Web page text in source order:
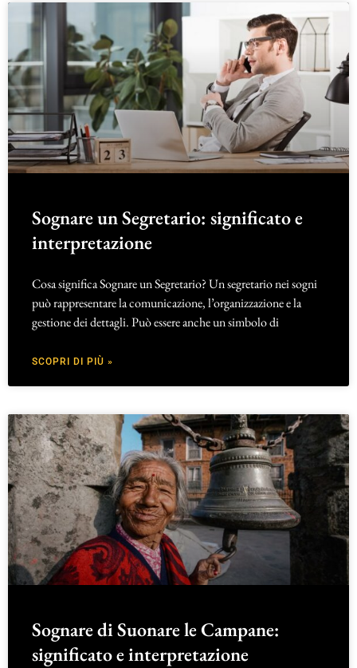
Sognare un Segretario: significato e
interpretazione
Cosa significa Sognare un Segretario? Un segretario nei sogni
può rappresentare la comunicazione, l’organizzazione e la
gestione dei dettagli. Può essere anche un simbolo di
SCOPRI DI PIÙ »
Sognare di Suonare le Campane:
significato e interpretazione